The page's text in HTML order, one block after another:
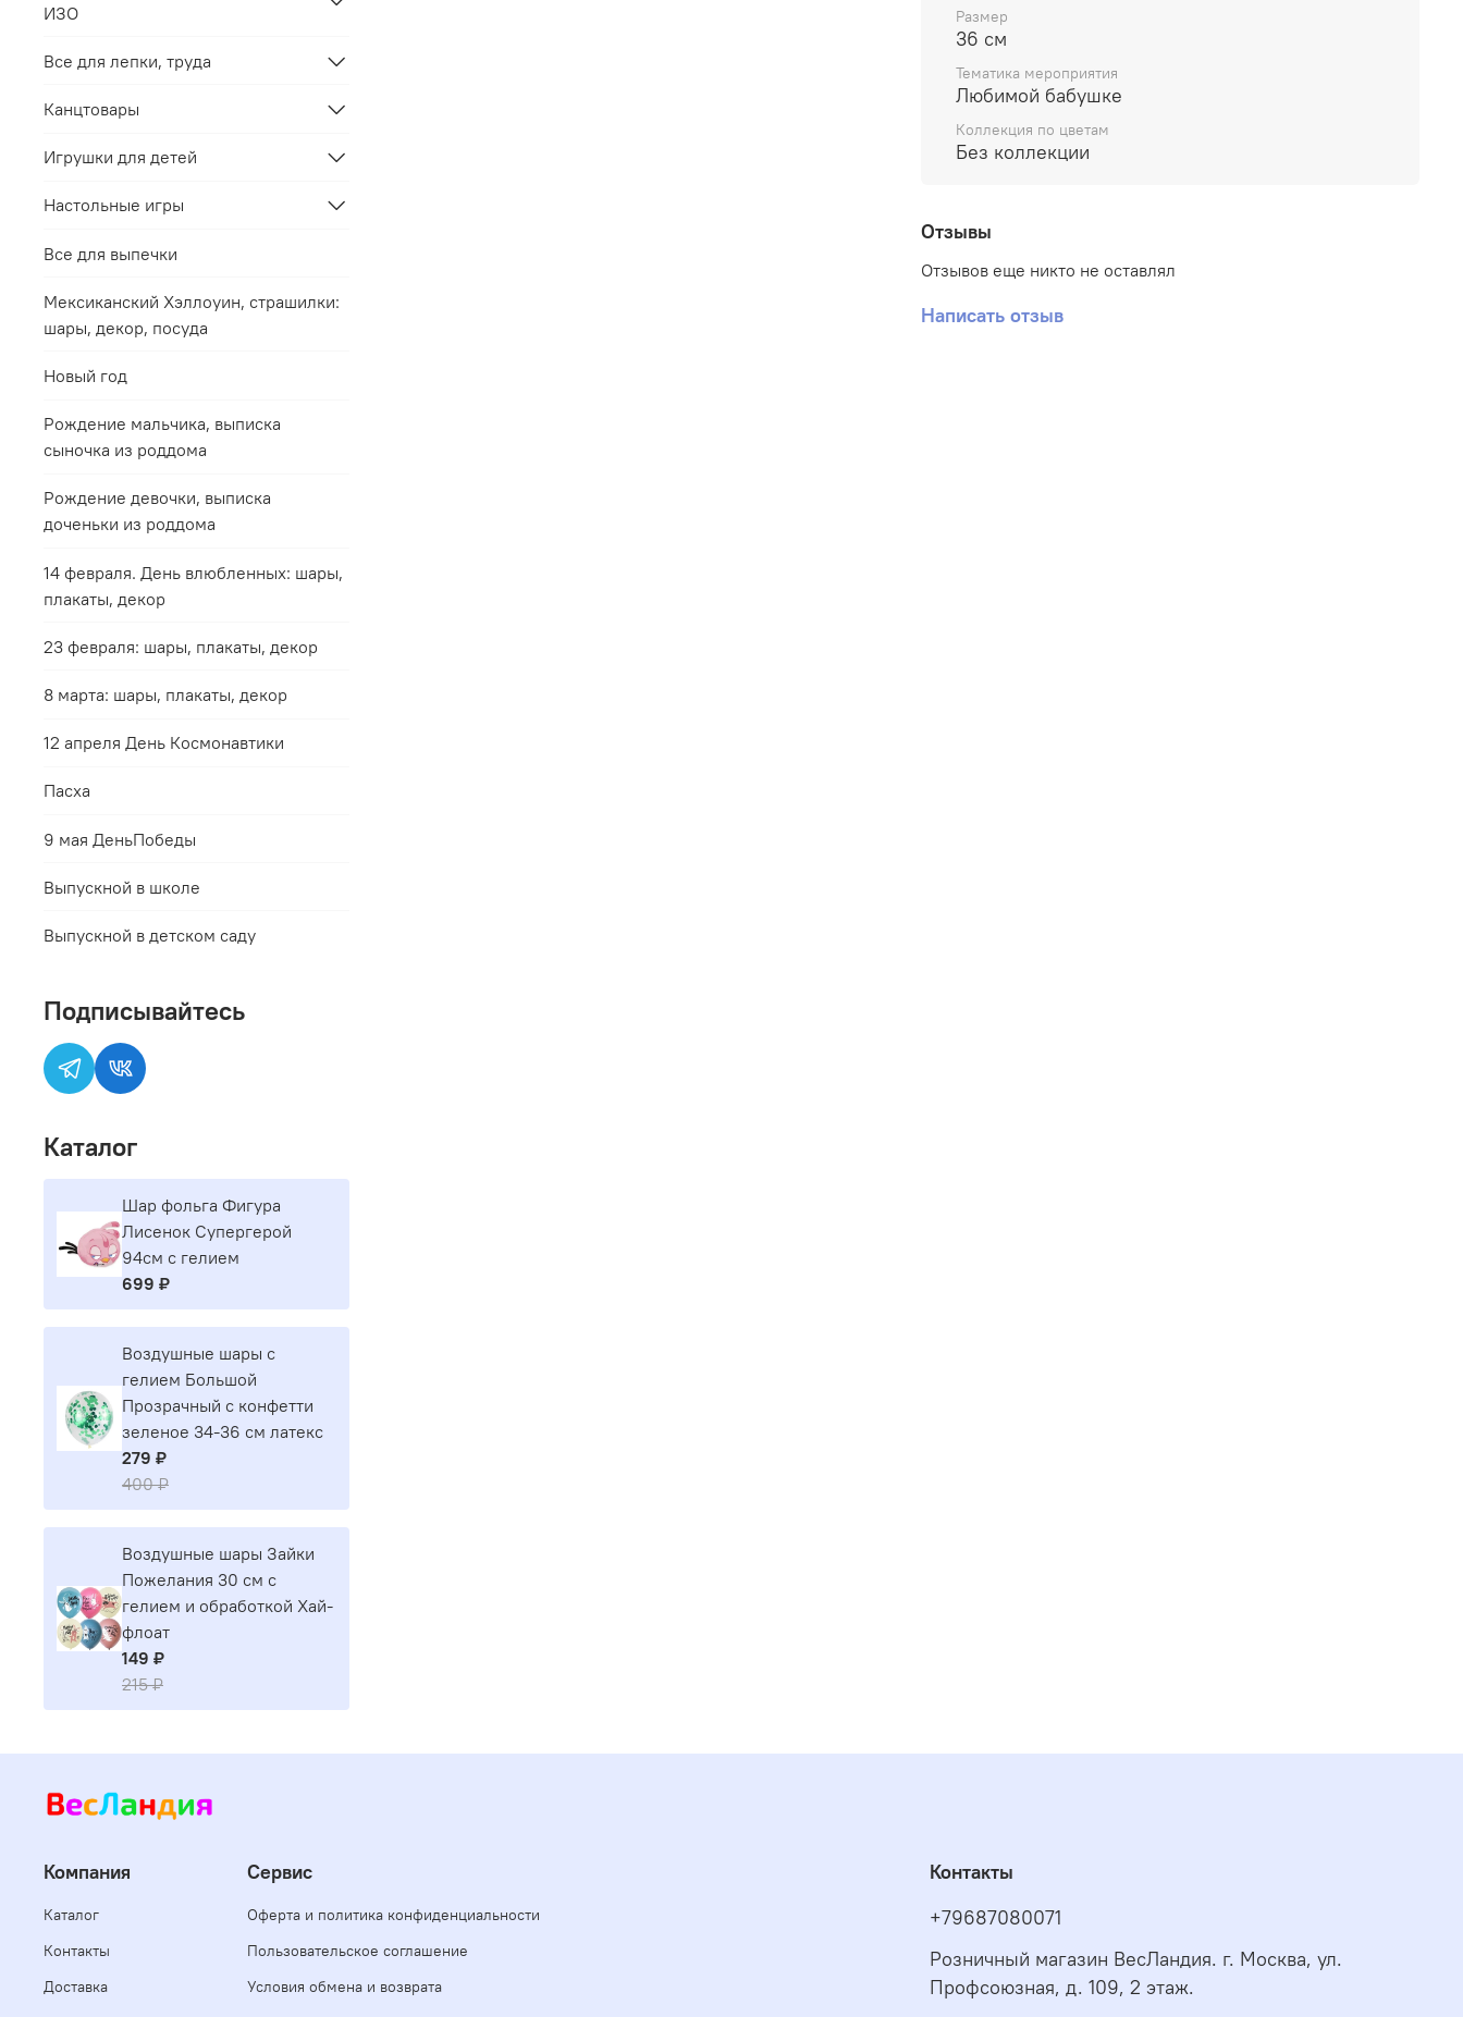
Размер
36 см
Тематика мероприятия
Любимой бабушке
Коллекция по цветам
Без коллекции
Отзывы
Отзывов еще никто не оставлял
Написать отзыв
ИЗО
Все для лепки, труда
Канцтовары
Игрушки для детей
Настольные игры
Все для выпечки
Мексиканский Хэллоуин, страшилки:
шары, декор, посуда
Новый год
Рождение мальчика, выписка
сыночка из роддома
Рождение девочки, выписка
доченьки из роддома
14 февраля. День влюбленных: шары,
плакаты, декор
23 февраля: шары, плакаты, декор
8 марта: шары, плакаты, декор
12 апреля День Космонавтики
Пасха
9 мая ДеньПобеды
Выпускной в школе
Выпускной в детском саду
Подписывайтесь
Каталог
Шар фольга Фигура
Лисенок Супергерой
94см с гелием
699 ₽
Воздушные шары с
гелием Большой
Прозрачный с конфетти
зеленое 34-36 см латекс
279 ₽
400 ₽
Воздушные шары Зайки
Пожелания 30 см с
гелием и обработкой Хай-
флоат
149 ₽
215 ₽
Компания
Каталог
Контакты
Доставка
Сервис
Оферта и политика конфиденциальности
Пользовательское соглашение
Условия обмена и возврата
Контакты
+79687080071
Розничный магазин ВесЛандия. г. Москва, ул.
Профсоюзная, д. 109, 2 этаж.